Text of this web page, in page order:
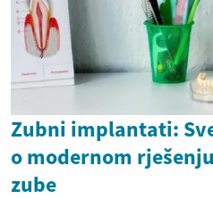
Zubni implantati:
o modernom
zube